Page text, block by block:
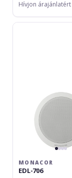
Hívjon árajánlatért
Monacor
MONACOR
EDL-706